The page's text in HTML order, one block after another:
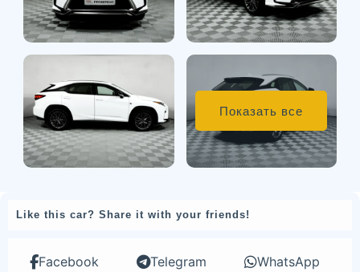
Показать все
Like this car? Share it with your friends!
Facebook Telegram WhatsApp